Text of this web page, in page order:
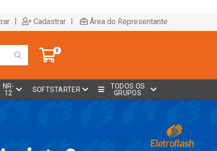
| Cadastrar | Área do Representante
0
NR-
12
SOFTSTARTER
TODOS OS
GRUPOS